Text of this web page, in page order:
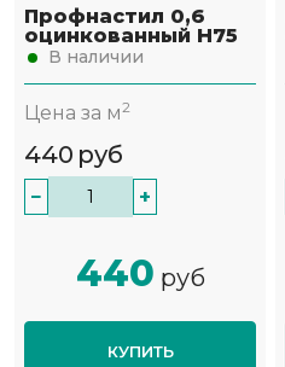
Профнастил 0,6
оцинкованный Н75
В наличии
Цена за м2
440 руб
− +
440 руб
КУПИТЬ